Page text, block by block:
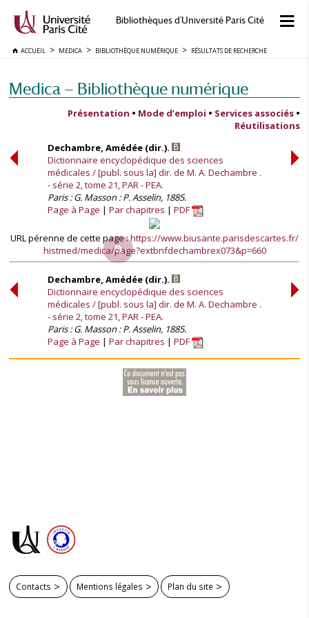
Bibliothèques d'Université Paris Cité
ACCUEIL MEDICA BIBLIOTHÈQUE NUMÉRIQUE RÉSULTATS DE RECHERCHE
Medica — Bibliothèque numérique
Présentation • Mode d’emploi • Services associés •
Réutilisations
Dechambre, Amédée (dir.).
Dictionnaire encyclopédique des sciences
médicales / [publ. sous la] dir. de M. A. Dechambre .
- série 2, tome 21, PAR - PEA.
Paris : G. Masson : P. Asselin, 1885.
Page à Page
Par chapitres PDF
URL pérenne de cette page :https://www.biusante.parisdescartes.fr/
histmed/medica/page?extbnfdechambrex073&p=660
Dechambre, Amédée (dir.).
Dictionnaire encyclopédique des sciences
médicales / [publ. sous la] dir. de M. A. Dechambre .
- série 2, tome 21, PAR - PEA.
Paris : G. Masson : P. Asselin, 1885.
Page à Page
Par chapitres PDF
Contacts Mentions légales Plan du site